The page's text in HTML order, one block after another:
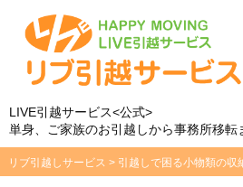
LIVE引越サービス<公式>
単身、ご家族のお引越しから事務所移転
リブ引越しサービス > 引越しで困る小物類の収